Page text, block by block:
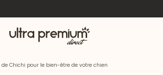
Accueil
de Chichi pour le bien-être de votre chien